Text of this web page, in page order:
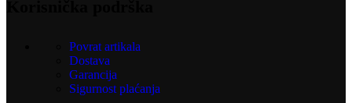
Povrat artikala
Dostava
Garancija
Sigurnost plaćanja